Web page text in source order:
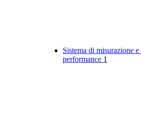
Sistema di misurazione
performance 1